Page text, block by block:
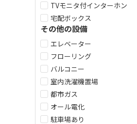
TVモニタ付インターホン
宅配ボックス
その他の設備
エレベーター
フローリング
バルコニー
室内洗濯機置場
都市ガス
オール電化
駐車場あり